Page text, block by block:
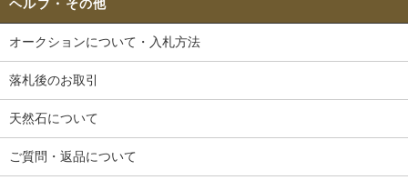
ヘルプ・その他
オークションについて・入札方法
落札後のお取引
天然石について
ご質問・返品について